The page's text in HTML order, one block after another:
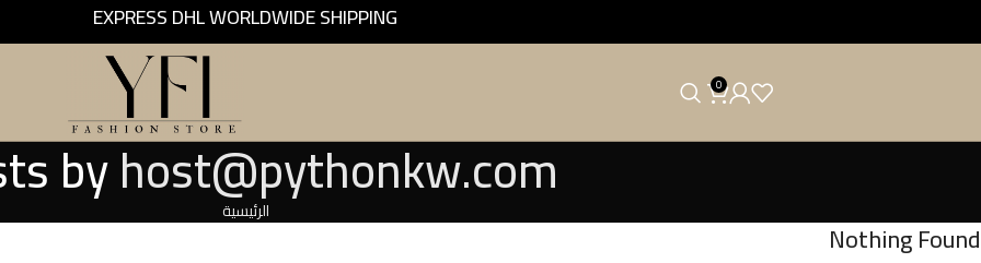
EXPRESS DHL WORLDWIDE SHIPPING
0
byhost@pythonkw.com
الرئيسية
Nothing Found